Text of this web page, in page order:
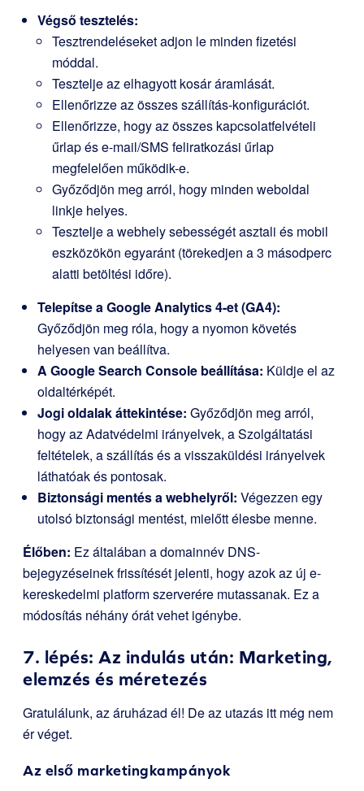
Végső tesztelés:
Tesztrendeléseket adjon le minden fizetési
móddal.
Tesztelje az elhagyott kosár áramlását.
Ellenőrizze az összes szállítás-konfigurációt.
Ellenőrizze, hogy az összes kapcsolatfelvételi
űrlap és e-mail/SMS feliratkozási űrlap
megfelelően működik-e.
Győződjön meg arról, hogy minden weboldal
linkje helyes.
Tesztelje a webhely sebességét asztali és mobil
eszközökön egyaránt (törekedjen a 3 másodperc
alatti betöltési időre).
Telepítse a Google Analytics 4-et (GA4):
Győződjön meg róla, hogy a nyomon követés
helyesen van beállítva.
A Google Search Console beállítása: Küldje el az
oldaltérképét.
Jogi oldalak áttekintése: Győződjön meg arról,
hogy az Adatvédelmi irányelvek, a Szolgáltatási
feltételek, a szállítás és a visszaküldési irányelvek
láthatóak és pontosak.
Biztonsági mentés a webhelyről: Végezzen egy
utolsó biztonsági mentést, mielőtt élesbe menne.
Élőben: Ez általában a domainnév DNS-
bejegyzéseinek frissítését jelenti, hogy azok az új e-
kereskedelmi platform szerverére mutassanak. Ez a
módosítás néhány órát vehet igénybe.
7. lépés: Az indulás után: Marketing,
elemzés és méretezés
Gratulálunk, az áruházad él! De az utazás itt még nem
ér véget.
Az első marketingkampányok